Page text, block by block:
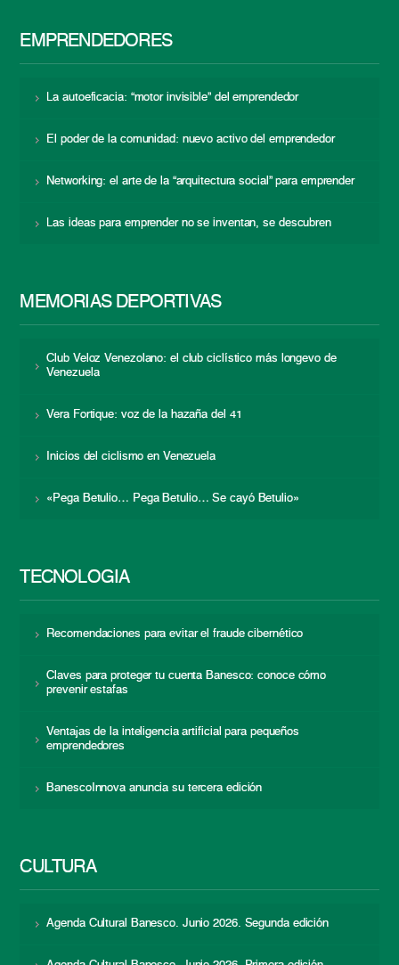
EMPRENDEDORES
La autoeficacia: “motor invisible” del emprendedor
El poder de la comunidad: nuevo activo del emprendedor
Networking: el arte de la “arquitectura social” para emprender
Las ideas para emprender no se inventan, se descubren
MEMORIAS DEPORTIVAS
Club Veloz Venezolano: el club ciclístico más longevo de
Venezuela
Vera Fortique: voz de la hazaña del 41
Inicios del ciclismo en Venezuela
«Pega Betulio… Pega Betulio… Se cayó Betulio»
TECNOLOGÍA
Recomendaciones para evitar el fraude cibernético
Claves para proteger tu cuenta Banesco: conoce cómo
prevenir estafas
Ventajas de la inteligencia artificial para pequeños
emprendedores
BanescoInnova anuncia su tercera edición
CULTURA
Agenda Cultural Banesco. Junio 2026. Segunda edición